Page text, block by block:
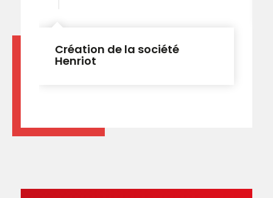
Création de la société
Henriot